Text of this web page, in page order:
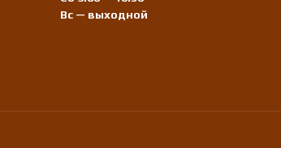
Вс — выходной